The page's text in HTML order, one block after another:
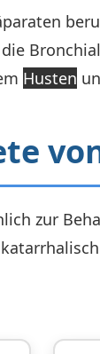
Husten
zur